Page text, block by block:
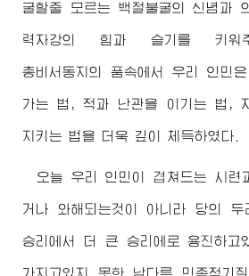
굴할줄 모르는 백절불굴의 신념과
력자강의 힘과 슬기를 키워
총비서동지 의 품속에서 우리 인민
가는 법, 적과 난관을 이기는 법,
지키는 법을 더욱 깊이 체득하였다.
오늘 우리 인민이 겹쳐드는 시련
거나 와해되는것이 아니라 당의
승리에서 더 큰 승리에로 용진하고
가지고있지 못한 남다른 민족적기